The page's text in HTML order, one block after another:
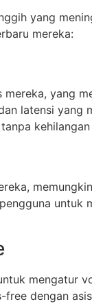
yang
mereka:
yang
latensi yang
kehilangan
untuk
mengatur
dengan